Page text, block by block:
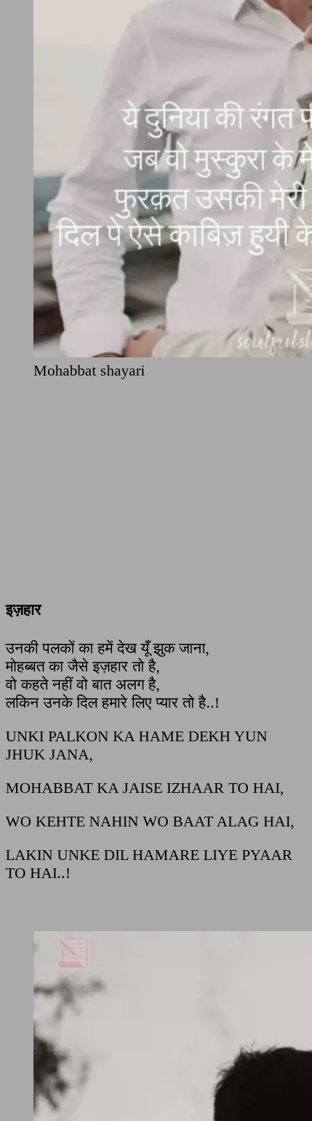
Mohabbat shayari
इज़हार
उनकी पलकों का हमें देख यूँ झुक जाना,
मोहब्बत का जैसे इज़हार तो है,
वो कहते नहीं वो बात अलग है,
लकिन उनके दिल हमारे लिए प्यार तो है..!
UNKI PALKON KA HAME DEKH YUN
JHUK JANA,
MOHABBAT KA JAISE IZHAAR TO HAI,
WO KEHTE NAHIN WO BAAT ALAG HAI,
LAKIN UNKE DIL HAMARE LIYE PYAAR
TO HAI..!